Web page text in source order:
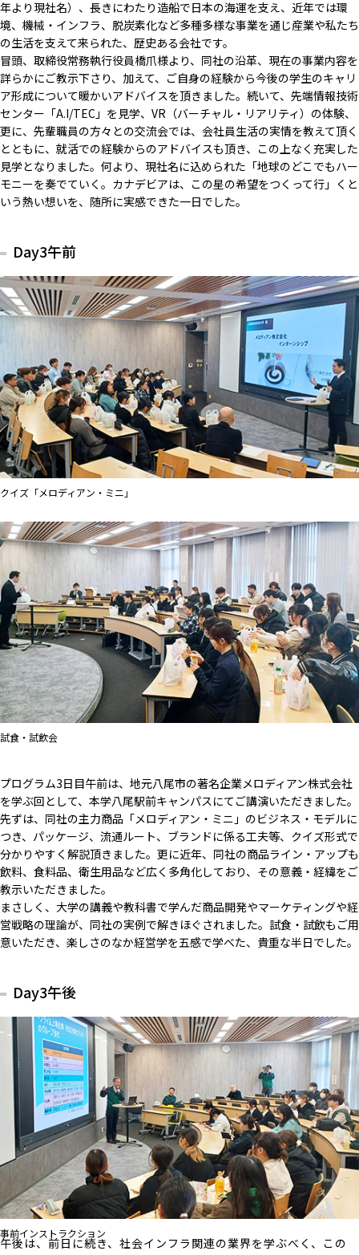
年より現社名）、長きにわたり造船で日本の海運を支え、近年では環
境、機械・インフラ、脱炭素化など多種多様な事業を通じ産業や私たち
の生活を支えて来られた、歴史ある会社です。
冒頭、取締役常務執行役員橋爪様より、同社の沿革、現在の事業内容を
詳らかにご教示下さり、加えて、ご自身の経験から今後の学生のキャリ
ア形成について暖かいアドバイスを頂きました。続いて、先端情報技術
センター「A.I/TEC」を見学、VR（バーチャル・リアリティ）の体験、
更に、先輩職員の方々との交流会では、会社員生活の実情を教えて頂く
とともに、就活での経験からのアドバイスも頂き、この上なく充実した
見学となりました。何より、現社名に込められた「地球のどこでもハー
モニーを奏でていく。カナデビアは、この星の希望をつくって行」くと
いう熱い想いを、随所に実感できた一日でした。
Day3午前
クイズ「メロディアン・ミニ」
試食・試飲会
プログラム3日目午前は、地元八尾市の著名企業メロディアン株式会社
を学ぶ回として、本学八尾駅前キャンパスにてご講演いただきました。
先ずは、同社の主力商品「メロディアン・ミニ」のビジネス・モデルに
つき、パッケージ、流通ルート、ブランドに係る工夫等、クイズ形式で
分かりやすく解説頂きました。更に近年、同社の商品ライン・アップも
飲料、食料品、衛生用品など広く多角化しており、その意義・経緯をご
教示いただきました。
まさしく、大学の講義や教科書で学んだ商品開発やマーケティングや経
営戦略の理論が、同社の実例で解きほぐされました。試食・試飲もご用
意いただき、楽しさのなか経営学を五感で学べた、貴重な半日でした。
Day3午後
事前インストラクション
午後は、前日に続き、社会インフラ関連の業界を学ぶべく、この